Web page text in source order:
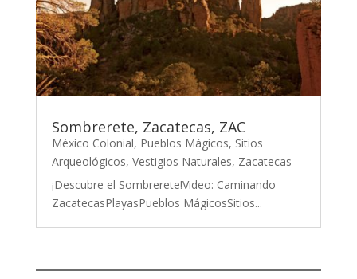
Sombrerete, Zacatecas, ZAC
México Colonial, Pueblos Mágicos, Sitios
Arqueológicos, Vestigios Naturales, Zacatecas
¡Descubre el Sombrerete!Video: Caminando
ZacatecasPlayasPueblos MágicosSitios...